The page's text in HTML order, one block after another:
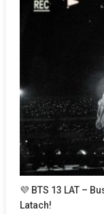
💜 BTS 13 LAT –
Latach!